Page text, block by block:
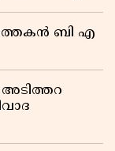
ബി എ
അടിത്തറ